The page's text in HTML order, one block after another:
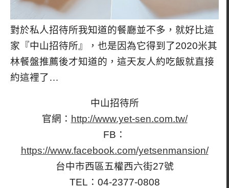
對於私人招待所我知道的餐廳並不多，就好比這
家『中山招待所』，也是因為它得到了2020米其
林餐盤推薦後才知道的，這天友人約吃飯就直接
約這裡了…
中山招待所
官網： http://www.yet-sen.com.tw/
FB：
https://www.facebook.com/yetsenmansion/
台中市西區五權西六街27號
TEL：04-2377-0808